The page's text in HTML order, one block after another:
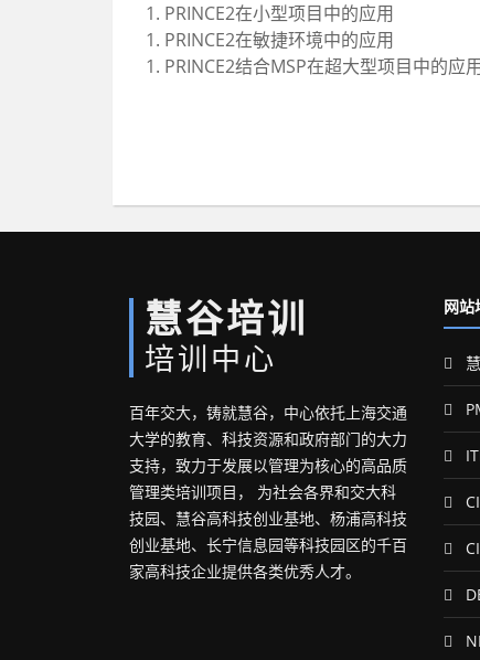
1. PRINCE2在小型项目中的应用
1. PRINCE2在敏捷环境中的应用
1. PRINCE2结合MSP在超大型项目中的应
慧谷培训
培训中心
百年交大，铸就慧谷，中心依托上海交通
大学的教育、科技资源和政府部门的大力
支持，致力于发展以管理为核心的高品质
管理类培训项目， 为社会各界和交大科
技园、慧谷高科技创业基地、杨浦高科技
创业基地、长宁信息园等科技园区的千百
家高科技企业提供各类优秀人才。
网站